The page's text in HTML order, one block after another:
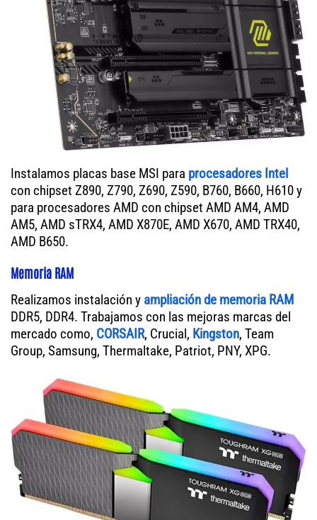
Instalamos placas base MSI para procesadores Intel
con chipset Z890, Z790, Z690, Z590, B760, B660, H610 y
para procesadores AMD con chipset AMD AM4, AMD
AM5, AMD sTRX4, AMD X870E, AMD X670, AMD TRX40,
AMD B650.
Memoria RAM
Realizamos instalación y ampliación de memoria RAM
DDR5, DDR4. Trabajamos con las mejoras marcas del
mercado como, CORSAIR, Crucial, Kingston, Team
Group, Samsung, Thermaltake, Patriot, PNY, XPG.